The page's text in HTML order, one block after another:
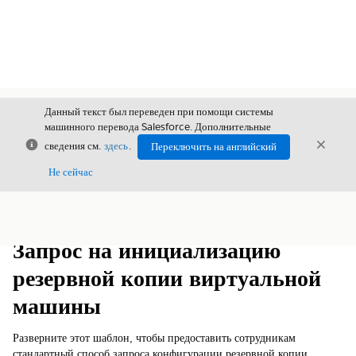
Закрыть
Данный текст был переведен при помощи системы
машинного перевода Salesforce. Дополнительные
сведения см. здесь.
Переключить на английский
Не сейчас
Запрос на инициализацию
резервной копии виртуальной
машины
Разверните этот шаблон, чтобы предоставить сотрудникам